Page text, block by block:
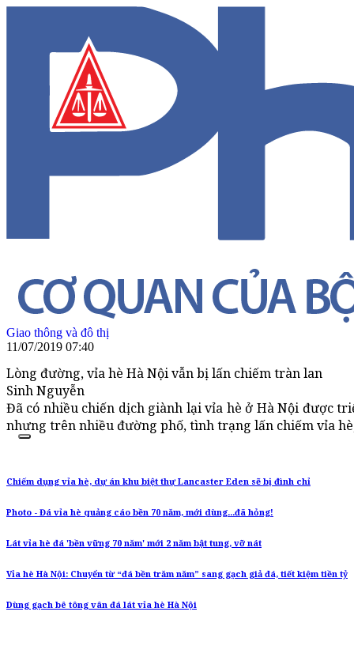
Giao thông và đô thị
11/07/2019 07:40
Lòng đường, vỉa hè Hà Nội vẫn bị lấn chiếm tràn lan
Sinh Nguyễn
Đã có nhiều chiến dịch giành lại vỉa hè ở Hà Nội được
nhưng trên nhiều đường phố, tình trạng lấn chiếm vỉa
Chiếm dụng vỉa hè, dự án khu biệt thự Lancaster Eden sẽ bị đình chỉ
Photo - Đá vỉa hè quảng cáo bền 70 năm, mới dùng...đã hỏng!
Lát vỉa hè đá 'bền vững 70 năm' mới 2 năm bật tung, vỡ nát
Vỉa hè Hà Nội: Chuyển từ “đá bền trăm năm” sang gạch giả đá, tiết kiệm tiền tỷ
Dùng gạch bê tông vân đá lát vỉa hè Hà Nội